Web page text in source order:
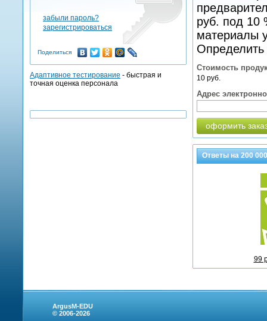
руб. под 10
материалы
Стоимость
10 руб.
Адрес
оформить
Ответы на200 000
99
забыли пароль?
зарегистрироваться
Поделиться
Адаптивное тестирование - быстрая и
точная оценка персонала
ArgusM-EDU
© 2006-2026